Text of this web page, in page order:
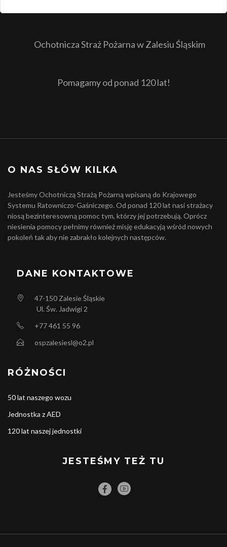
Ochotnicza Straż Pożarna w Zalesiu Śląskim
Pomagamy od ponad 120 lat!
O NAS SŁÓW KILKA
Jesteśmy Ochotniczą Strażą Pożarną wpisaną do Krajowego
Systemu Ratowniczo-Gaśniczego. Od ponad 120 lat nasi strażacy
niosą bezinteresowną pomoc tym, którzy jej potrzebują. Oprócz
niesienia pomocy pełnimy również misję edukacyją wśród nowych
pokoleń tak aby nie zabrakło kolejnych następców.
DANE KONTAKTOWE
47-150 Zalesie Śląskie
Ul. Św. Jadwigi 2
+77 461 55 96
ospzalesiesl@o2.pl
RÓŻNOŚCI
50 lat naszego wozu
Jednostka z AED
120 lat naszej jednostki
JESTEŚMY TEŻ TU